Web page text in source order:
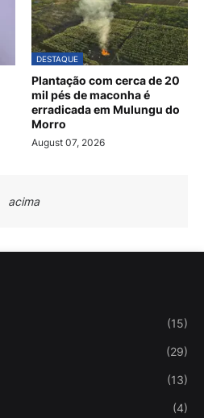
DESTAQUE
Plantação com cerca de 20
mil pés de maconha é
erradicada em Mulungu do
Morro
August 07, 2026
acima
(15)
(29)
(13)
(4)